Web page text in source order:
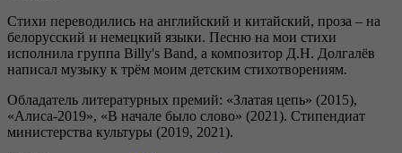
Стихи переводились на английский и китайский, проза – на
белорусский и немецкий языки. Песню на мои стихи
исполнила группа Billy's Band, а композитор Д.Н. Долгалёв
написал музыку к трём моим детским стихотворениям.
Обладатель литературных премий: «Златая цепь» (2015),
«Алиса-2019», «В начале было слово» (2021). Стипендиат
министерства культуры (2019, 2021).